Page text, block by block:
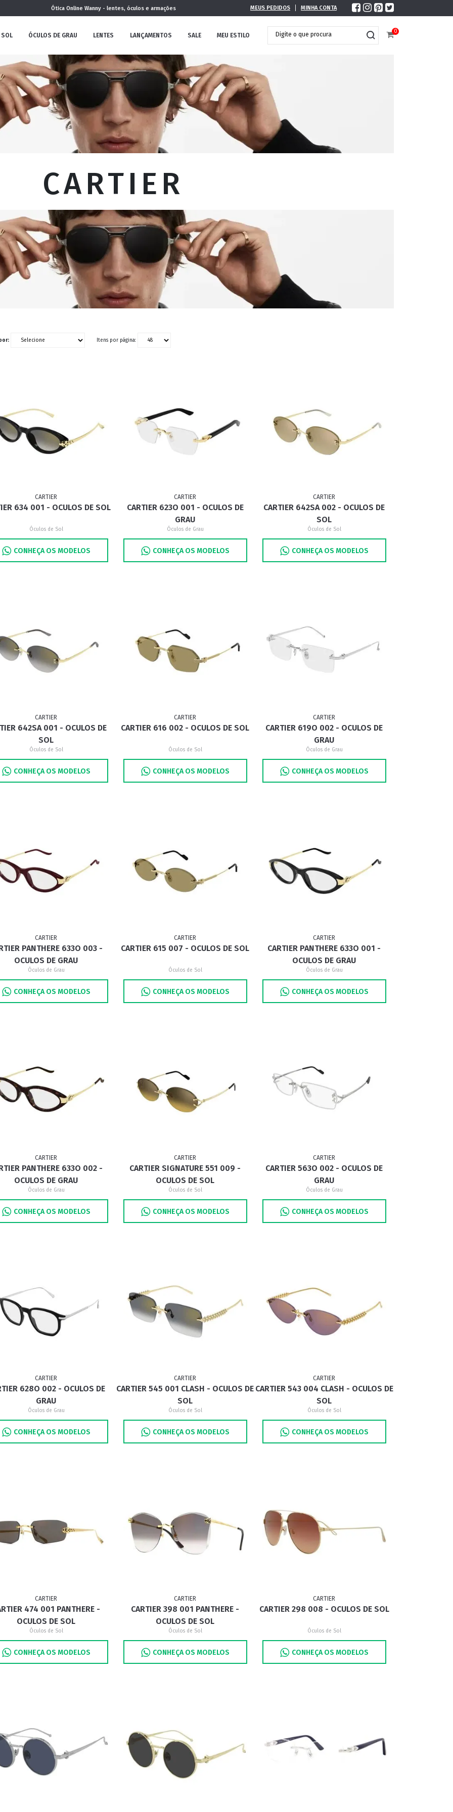
Ótica Online Wanny - lentes, óculos e armações MEUS PEDIDOS MINHA CONTA
SOL ÓCULOS DE GRAU LENTES LANÇAMENTOS SALE MEU ESTILO
0
NOVA
COLEÇÃO
AVIADOR CLÁSSICO
RETRÔ MÁSCARA BORBOLETA CAÇADOR
CARTIER
Itens por página:
CARTIER
634 001 - OCULOS DE SOL
Óculos de Sol
CONHEÇA OS MODELOS
CARTIER
CARTIER 623O 001 - OCULOS DE
GRAU
Óculos de Grau
CONHEÇA OS MODELOS
CARTIER
CARTIER 642SA 002 - OCULOS DE
SOL
Óculos de Sol
CONHEÇA OS MODELOS
CARTIER
642SA 001 - OCULOS DE
SOL
Óculos de Sol
CONHEÇA OS MODELOS
CARTIER
CARTIER 616 002 - OCULOS DE SOL
Óculos de Sol
CONHEÇA OS MODELOS
CARTIER
CARTIER 619O 002 - OCULOS DE
GRAU
Óculos de Grau
CONHEÇA OS MODELOS
CARTIER
PANTHERE 633O 003 -
OCULOS DE GRAU
Óculos de Grau
CONHEÇA OS MODELOS
CARTIER
CARTIER 615 007 - OCULOS DE SOL
Óculos de Sol
CONHEÇA OS MODELOS
CARTIER
CARTIER PANTHERE 633O 001 -
OCULOS DE GRAU
Óculos de Grau
CONHEÇA OS MODELOS
CARTIER
PANTHERE 633O 002 -
OCULOS DE GRAU
Óculos de Grau
CONHEÇA OS MODELOS
CARTIER
CARTIER SIGNATURE 551 009 -
OCULOS DE SOL
Óculos de Sol
CONHEÇA OS MODELOS
CARTIER
CARTIER 563O 002 - OCULOS DE
GRAU
Óculos de Grau
CONHEÇA OS MODELOS
CARTIER
628O 002 - OCULOS DE
GRAU
Óculos de Grau
CONHEÇA OS MODELOS
CARTIER
CARTIER 545 001 CLASH - OCULOS DE
SOL
Óculos de Sol
CONHEÇA OS MODELOS
CARTIER
CARTIER 543 004 CLASH - OCULOS DE
SOL
Óculos de Sol
CONHEÇA OS MODELOS
CARTIER
474 001 PANTHERE -
OCULOS DE SOL
Óculos de Sol
CONHEÇA OS MODELOS
CARTIER
CARTIER 398 001 PANTHERE -
OCULOS DE SOL
Óculos de Sol
CONHEÇA OS MODELOS
CARTIER
CARTIER 298 008 - OCULOS DE SOL
Óculos de Sol
CONHEÇA OS MODELOS